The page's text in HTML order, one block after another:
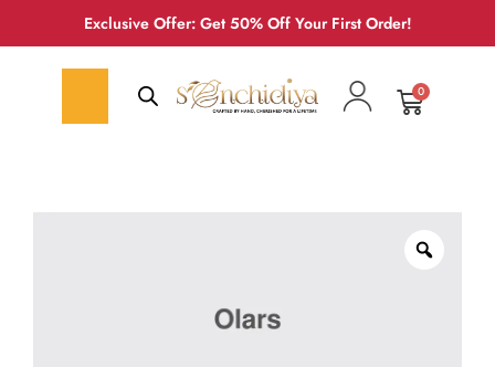
Exclusive Offer: Get 50% Off Your First Order!
0